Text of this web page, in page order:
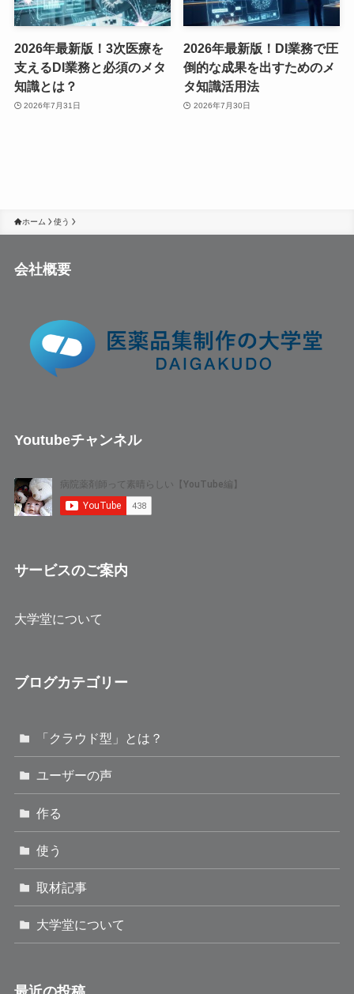
2026年最新版！3次医療を
支えるDI業務と必須のメタ
知識とは？
2026年7月31日
2026年最新版！DI業務で圧
倒的な成果を出すためのメ
タ知識活用法
2026年7月30日
ホーム 使う
会社概要
Youtubeチャンネル
サービスのご案内
大学堂について
ブログカテゴリー
「クラウド型」とは？
ユーザーの声
作る
使う
取材記事
大学堂について